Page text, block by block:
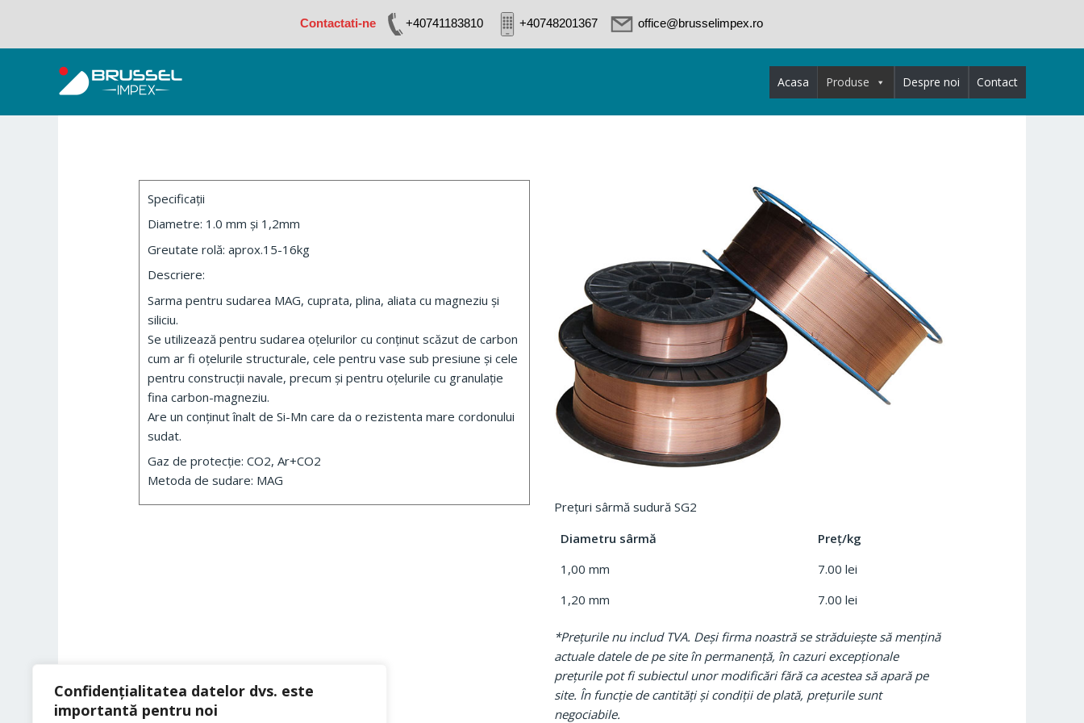
Confidențialitatea datelor dvs. este
importantă pentru noi
Contactati-ne +40741183810 +40748201367 office@brusselimpex.ro
content
Acasa Produse Despre noi Contact
Specificații
Diametre: 1.0 mm și 1,2mm
Greutate rolă: aprox.15-16kg
Descriere:
Sarma pentru sudarea MAG, cuprata, plina, aliata cu magneziu și
siliciu.
Se utilizează pentru sudarea oțelurilor cu conținut scăzut de carbon
cum ar fi oțelurile structurale, cele pentru vase sub presiune și cele
pentru construcții navale, precum și pentru oțelurile cu granulație
fina carbon-magneziu.
Are un conținut înalt de Si-Mn care da o rezistenta mare cordonului
sudat.
Gaz de protecție: CO2, Ar+CO2
Metoda de sudare: MAG
Prețuri sârmă sudură SG2
Diametru sârmă
Preț/kg
1,00 mm
7.00 lei
1,20 mm
7.00 lei
*Prețurile nu includ TVA. Deși firma noastră se străduiește să mențină
actuale datele de pe site în permanență, în cazuri excepționale
prețurile pot fi subiectul unor modificări fără ca acestea să apară pe
site. În funcție de cantități și condiții de plată, prețurile sunt
negociabile.